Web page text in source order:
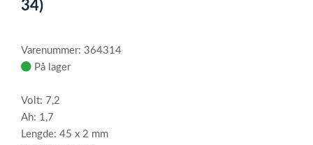
34)
Varenummer: 364314
På lager
Volt: 7,2
Ah: 1,7
Lengde: 45 x 2 mm